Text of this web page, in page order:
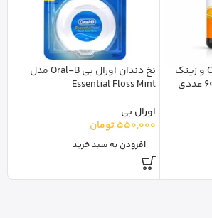
قرص جویدنی ویتامین C و زینک
نخ دندان اورال بی Oral-B مدل
Essential Floss Mint
اورال بی
550,000تومان
افزودن به سبد خرید